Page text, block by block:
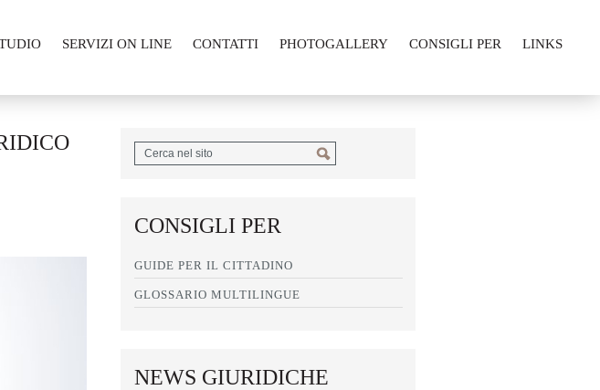
SERVIZI ON LINE CONTATTI PHOTOGALLERY CONSIGLI PER LINKS
CONSIGLI PER
GUIDE PER IL CITTADINO
GLOSSARIO MULTILINGUE
NEWS GIURIDICHE